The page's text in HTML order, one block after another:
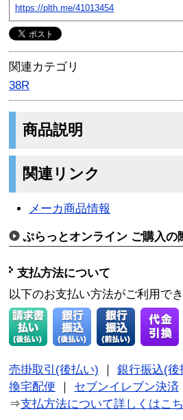
https://plth.me/41013454
関連カテゴリ
38R
商品説明
関連リンク
メーカ商品情報
ぷらっとオンライン ご購入の
支払方法について
以下のお支払い方法がご利用で
売掛取引(後払い)
銀行振込(後
換宅配便
セブンイレブン決済
⇒支払方法について詳しくはこ